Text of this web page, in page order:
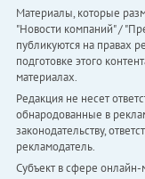
Материалы, которые
"Новости компаний" /
публикуются на правах
подготовке этого
материалах.
Редакция не несет
обнародованные в
законодательству,
рекламодатель.
Субъект в сфере